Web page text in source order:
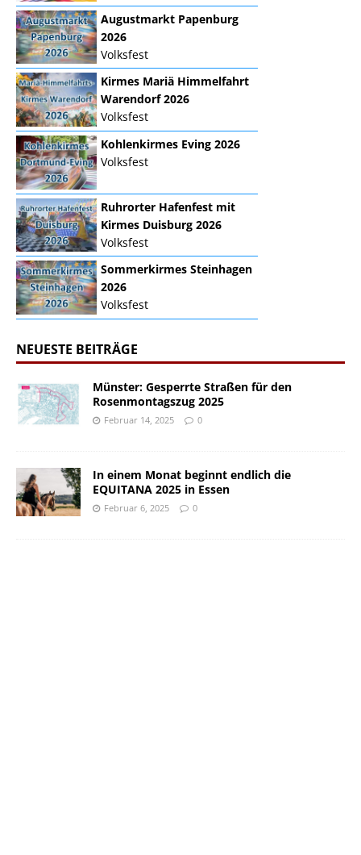
Augustmarkt Papenburg
2026
Volksfest
Kirmes Mariä Himmelfahrt
Warendorf 2026
Volksfest
Kohlenkirmes Eving 2026
Volksfest
Ruhrorter Hafenfest mit
Kirmes Duisburg 2026
Volksfest
Sommerkirmes Steinhagen
2026
Volksfest
NEUESTE BEITRÄGE
Münster: Gesperrte Straßen für den
Rosenmontagszug 2025
Februar 14, 2025 0
In einem Monat beginnt endlich die
EQUITANA 2025 in Essen
Februar 6, 2025 0